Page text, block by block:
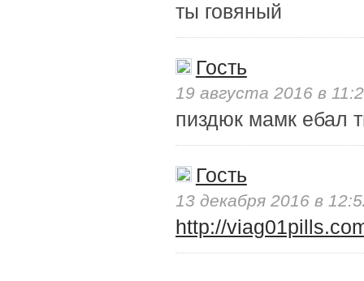
ты говяный
Гость
19 августа 2016 в
пиздюк мамк ебал
Гость
13 декабря 2016 в
http://